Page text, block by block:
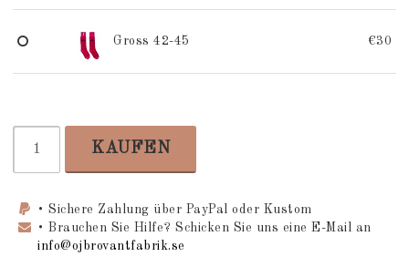
Gross 42-45 €30
KAUFEN
• Sichere Zahlung über PayPal oder Kustom
• Brauchen Sie Hilfe? Schicken Sie uns eine E-Mail an
info@ojbrovantfabrik.se